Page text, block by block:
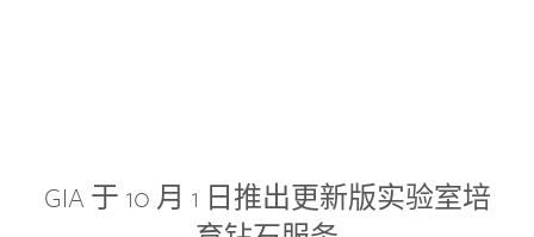
GIA 于 10 月 1 日推出更新版实验室培